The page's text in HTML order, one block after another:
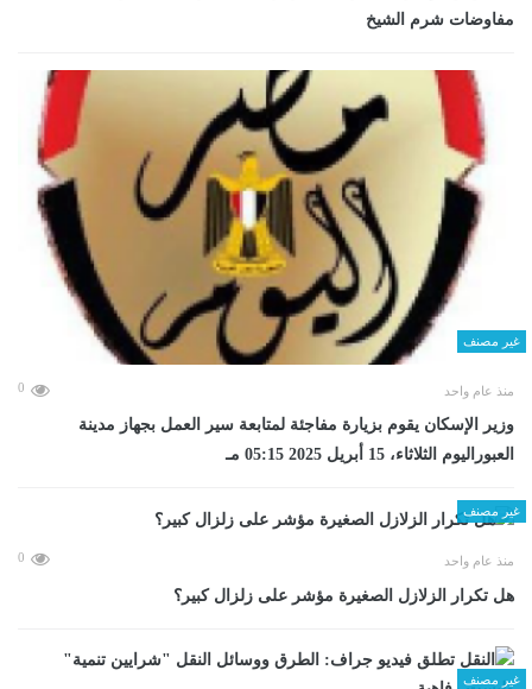
مفاوضات شرم الشيخ
غير مصنف
منذ عام واحد 0
وزير الإسكان يقوم بزيارة مفاجئة لمتابعة سير العمل بجهاز مدينة
العبوراليوم الثلاثاء، 15 أبريل 2025 05:15 مـ
غير مصنف
منذ عام واحد 0
هل تكرار الزلازل الصغيرة مؤشر على زلزال كبير؟
غير مصنف